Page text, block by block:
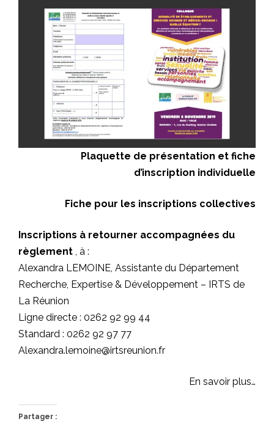
Plaquette de présentation et fiche
d’inscription individuelle
Fiche pour les inscriptions collectives
Inscriptions à retourner accompagnées du
règlement , à :
Alexandra LEMOINE, Assistante du Département
Recherche, Expertise & Développement – IRTS de
La Réunion
Ligne directe : 0262 92 99 44
Standard : 0262 92 97 77
Alexandra.lemoine@irtsreunion.fr
En savoir plus…
Partager :